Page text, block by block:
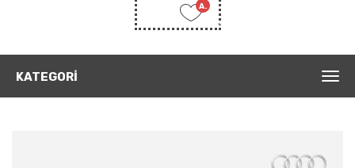
A.
Listem
KATEGORI